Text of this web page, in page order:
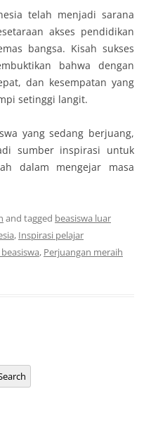
telah menjadi sarana
akses pendidikan
bangsa. Kisah sukses
bahwa dengan
dan kesempatan yang
setinggi langit.
yang sedang berjuang,
sumber inspirasi untuk
dalam mengejar masa
and tagged beasiswa luar
, Inspirasi pelajar
, Perjuangan meraih